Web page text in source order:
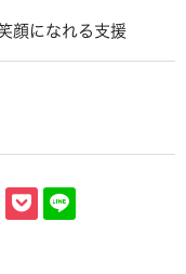
顔になれる支援